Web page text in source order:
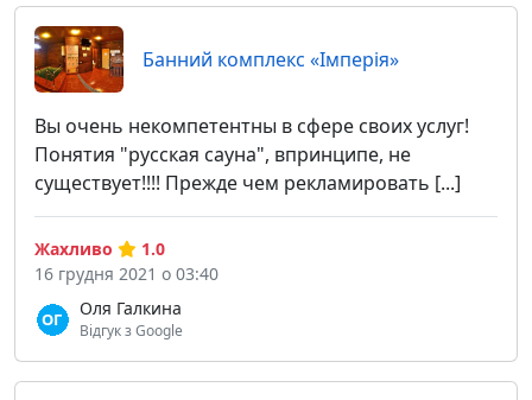
Банний комплекс «Імперія»
Вы очень некомпетентны в сфере своих услуг!
Понятия "русская сауна", впринципе, не
существует!!!! Прежде чем рекламировать [...]
Оля Галкина
Відгук з Google
Жахливо
1.0
16 грудня 2021 о 03:40